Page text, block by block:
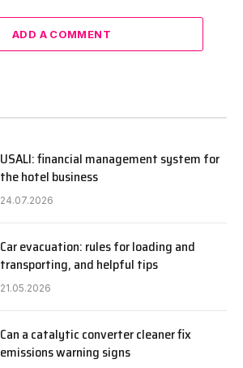
ADD A COMMENT
USALI: financial management system for
the hotel business
24.07.2026
Car evacuation: rules for loading and
transporting, and helpful tips
21.05.2026
Can a catalytic converter cleaner fix
emissions warning signs